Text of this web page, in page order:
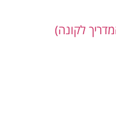
לקונה)